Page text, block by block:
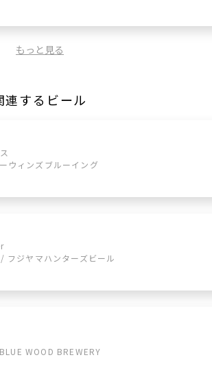
もっと見る
連するビール
ィンズブルーイング
フジヤマハンターズビール
WOOD BREWERY